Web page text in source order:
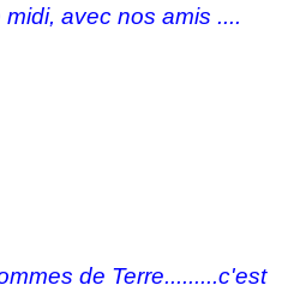
avec nos amis ....
de Terre.........c'est